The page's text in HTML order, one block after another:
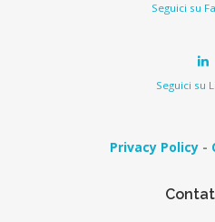
Seguici su
Seguici su
Privacy Policy-